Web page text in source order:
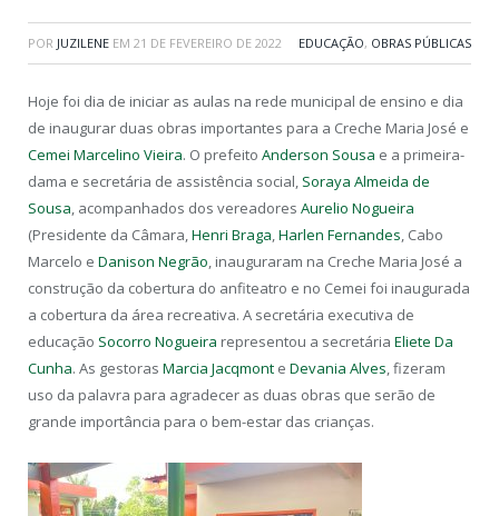
POR JUZILENE EM 21 DE FEVEREIRO DE 2022 EDUCAÇÃO, OBRAS PÚBLICAS
Hoje foi dia de iniciar as aulas na rede municipal de ensino e dia
de inaugurar duas obras importantes para a Creche Maria José e
Cemei Marcelino Vieira. O prefeito Anderson Sousa e a primeira-
dama e secretária de assistência social, Soraya Almeida de
Sousa, acompanhados dos vereadores Aurelio Nogueira
(Presidente da Câmara,Henri Braga,Harlen Fernandes, Cabo
Marcelo e Danison Negrão, inauguraram na Creche Maria José a
construção da cobertura do anfiteatro e no Cemei foi inaugurada
a cobertura da área recreativa. A secretária executiva de
educação Socorro Nogueira representou a secretária Eliete Da
Cunha. As gestoras Marcia Jacqmont e Devania Alves, fizeram
uso da palavra para agradecer as duas obras que serão de
grande importância para o bem-estar das crianças.